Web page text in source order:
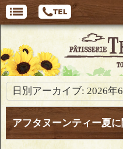
日別アーカイブ: 2026年
アフタヌーンティー夏